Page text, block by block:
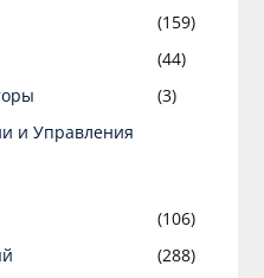
(159)
(44)
(3)
и Управления
(106)
(288)